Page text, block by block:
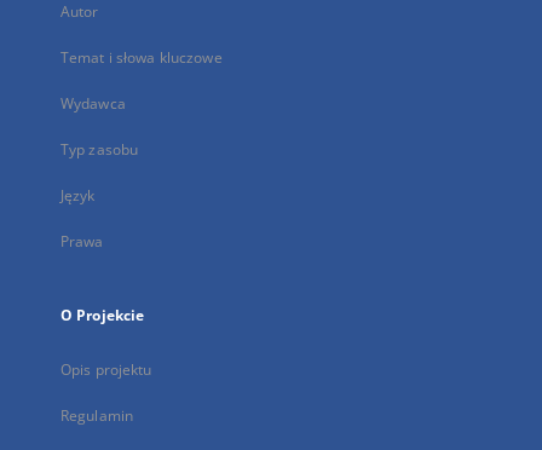
Autor
Temat i słowa kluczowe
Wydawca
Typ zasobu
Język
Prawa
O Projekcie
Opis projektu
Regulamin